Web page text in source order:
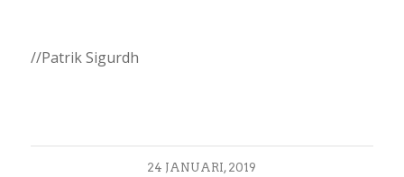
//Patrik Sigurdh
24 JANUARI, 2019